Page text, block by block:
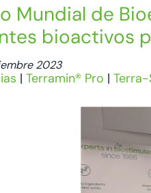
Mundial de
bioactivos
2023
| Terramin® Pro |